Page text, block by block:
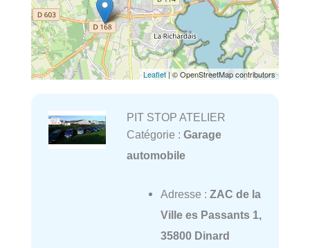
Leaflet | © OpenStreetMap contributors
PIT STOP ATELIER
Catégorie : Garage
automobile
Adresse : ZAC de la
Ville es Passants 1,
35800 Dinard